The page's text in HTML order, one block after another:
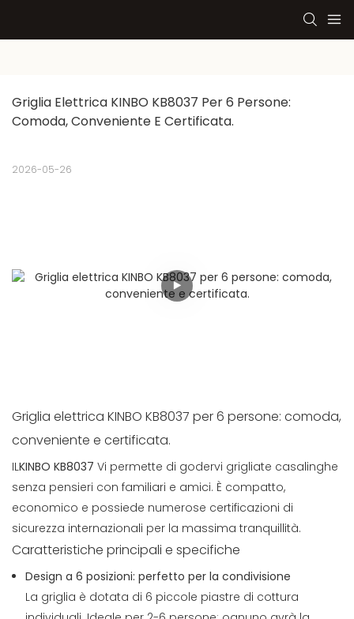
Griglia Elettrica KINBO KB8037 Per 6 Persone:
Comoda, Conveniente E Certificata.
2026-05-26
Griglia elettrica KINBO KB8037 per 6 persone: comoda,
conveniente e certificata.
ILKINBO KB8037 Vi permette di godervi grigliate casalinghe
senza pensieri con familiari e amici. È compatto,
economico e possiede numerose certificazioni di
sicurezza internazionali per la massima tranquillità.
Caratteristiche principali e specifiche
Design a 6 posizioni: perfetto per la condivisione
La griglia è dotata di 6 piccole piastre di cottura